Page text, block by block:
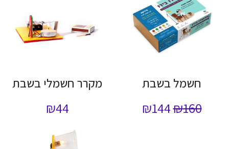
חשמל בשבת
₪160
₪144
מקרר חשמלי בשבת
₪44